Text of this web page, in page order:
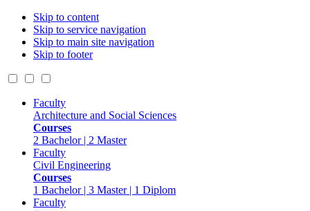
Skip to content
Skip to service navigation
Skip to main site navigation
Skip to footer
Faculty
Architecture and Social Sciences
Courses
2 Bachelor | 2 Master
Faculty
Civil Engineering
Courses
1 Bachelor | 3 Master | 1 Diplom
Faculty